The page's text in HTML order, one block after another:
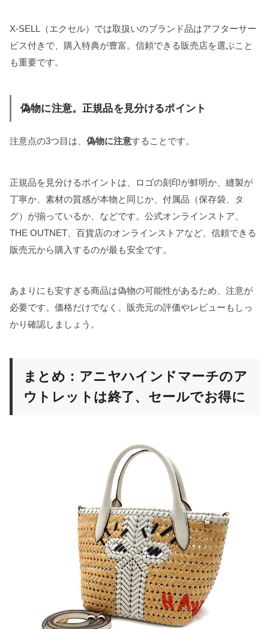
X-SELL（エクセル）では取扱いのブランド品はアフターサー
ビス付きで、購入特典が豊富。信頼できる販売店を選ぶこと
も重要です。
偽物に注意。正規品を見分けるポイント
注意点の3つ目は、 偽物に注意することです。
正規品を見分けるポイントは、ロゴの刻印が鮮明か、縫製が
丁寧か、素材の質感が本物と同じか、付属品（保存袋、タ
グ）が揃っているか、などです。公式オンラインストア、
THE OUTNET、百貨店のオンラインストアなど、信頼できる
販売元から購入するのが最も安全です。
あまりにも安すぎる商品は偽物の可能性があるため、注意が
必要です。価格だけでなく、販売元の評価やレビューもしっ
かり確認しましょう。
まとめ：アニヤハインドマーチのア
ウトレットは終了、セールでお得に